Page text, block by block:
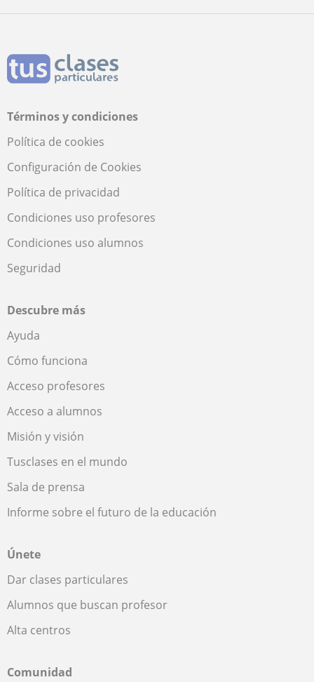
Términos y condiciones
Política de cookies
Configuración de Cookies
Política de privacidad
Condiciones uso profesores
Condiciones uso alumnos
Seguridad
Descubre más
Ayuda
Cómo funciona
Acceso profesores
Acceso a alumnos
Misión y visión
Tusclases en el mundo
Sala de prensa
Informe sobre el futuro de la educación
Únete
Dar clases particulares
Alumnos que buscan profesor
Alta centros
Comunidad